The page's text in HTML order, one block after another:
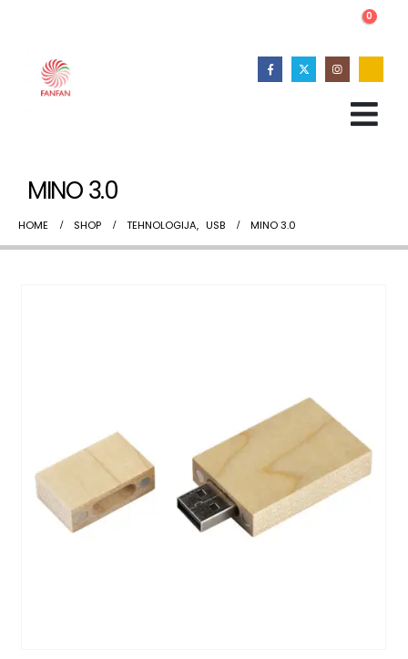
0
MINO 3.0
HOME SHOP TEHNOLOGIJA, USB MINO 3.0